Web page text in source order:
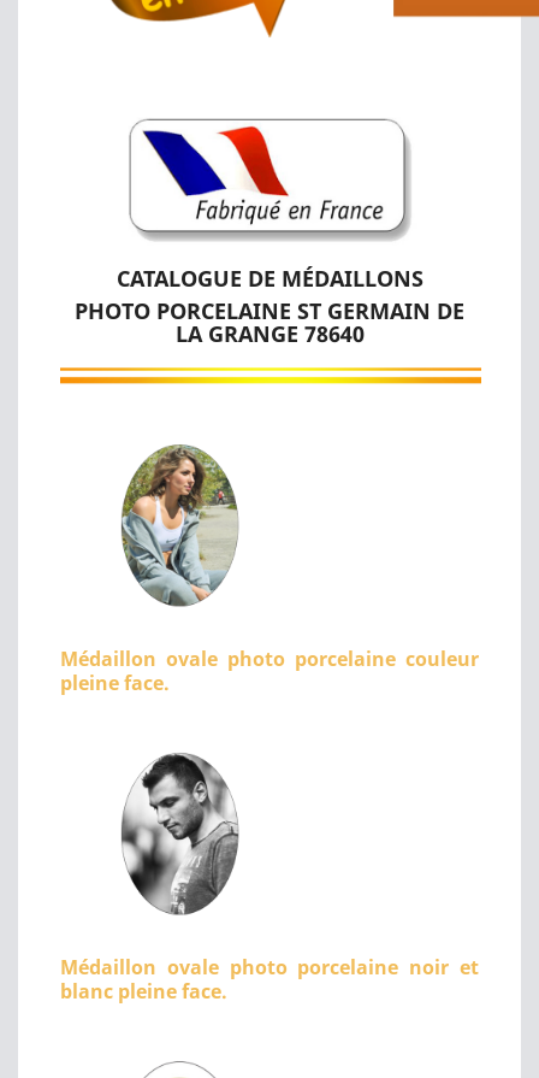
CATALOGUE DE MÉDAILLONS
PHOTO PORCELAINE ST GERMAIN DE
LA GRANGE 78640
Médaillon ovale photo porcelaine couleur
pleine face.
Médaillon ovale photo porcelaine noir et
blanc pleine face.